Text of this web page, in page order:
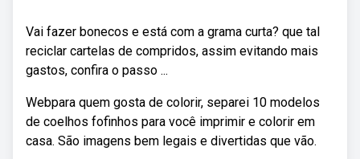
Vai fazer bonecos e está com a grama curta? que tal
reciclar cartelas de compridos, assim evitando mais
gastos, confira o passo ...
Webpara quem gosta de colorir, separei 10 modelos
de coelhos fofinhos para você imprimir e colorir em
casa. São imagens bem legais e divertidas que vão.